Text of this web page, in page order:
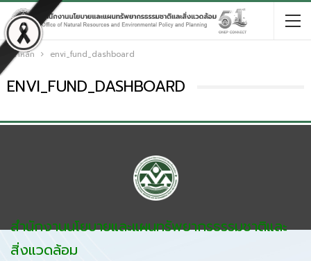
หน้าหลัก envi_fund_dashboard
ENVI_FUND_DASHBOARD
สำนักงานนโยบายและแผนทรัพยากรธรรมชาติและ
สิ่งแวดล้อม